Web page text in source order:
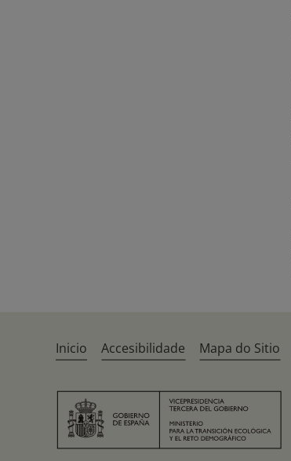
Inicio Accesibilidade Mapa do Sitio